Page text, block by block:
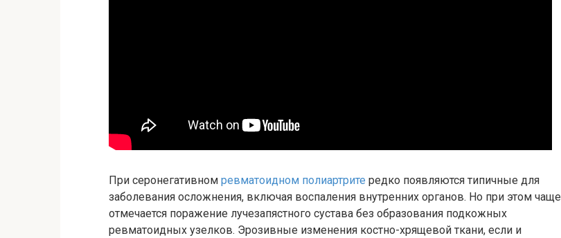
При серонегативном ревматоидном полиартрите редко появляются типичные для
заболевания осложнения, включая воспаления внутренних органов. Но при этом чаще
отмечается поражение лучезапястного сустава без образования подкожных
ревматоидных узелков. Эрозивные изменения костно-хрящевой ткани, если и